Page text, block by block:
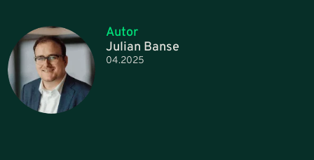
Autor
Julian Banse
04.2025